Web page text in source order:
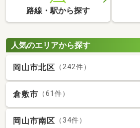
路線・駅から探す
人気のエリアから探す
岡山市北区 （242件）
倉敷市 （61件）
岡山市南区 （34件）